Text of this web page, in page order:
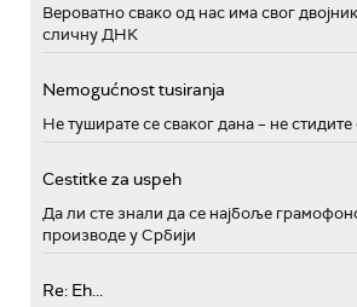
Вероватно свако од нас има свог
сличну ДНК
Nemogućnost tusiranja
Не туширате се сваког дана – не стидите
Cestitke za uspeh
Да ли сте знали да се најбоље
производе у Србији
Re: Eh...